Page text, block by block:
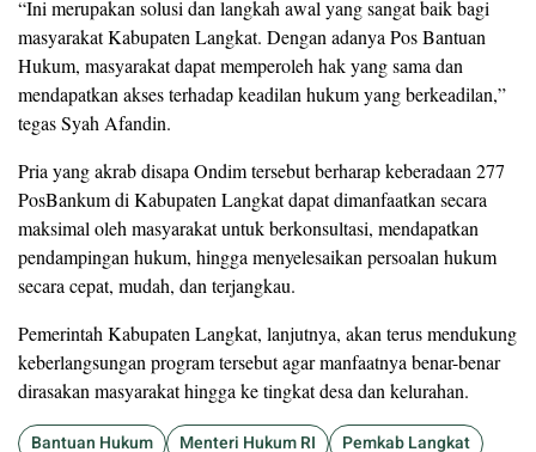
“Ini merupakan solusi dan langkah awal yang sangat baik bagi
masyarakat Kabupaten Langkat. Dengan adanya Pos Bantuan
Hukum, masyarakat dapat memperoleh hak yang sama dan
mendapatkan akses terhadap keadilan hukum yang berkeadilan,”
tegas Syah Afandin.
Pria yang akrab disapa Ondim tersebut berharap keberadaan 277
PosBankum di Kabupaten Langkat dapat dimanfaatkan secara
maksimal oleh masyarakat untuk berkonsultasi, mendapatkan
pendampingan hukum, hingga menyelesaikan persoalan hukum
secara cepat, mudah, dan terjangkau.
Pemerintah Kabupaten Langkat, lanjutnya, akan terus mendukung
keberlangsungan program tersebut agar manfaatnya benar-benar
dirasakan masyarakat hingga ke tingkat desa dan kelurahan.
Bantuan Hukum Menteri Hukum RI
Pemkab Langkat